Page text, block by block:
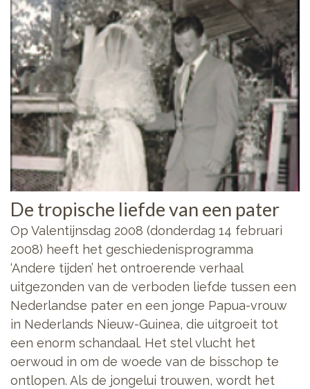
De tropische liefde van een pater
Op Valentijnsdag 2008 (donderdag 14 februari
2008) heeft het geschiedenisprogramma
‘Andere tijden’ het ontroerende verhaal
uitgezonden van de verboden liefde tussen een
Nederlandse pater en een jonge Papua-vrouw
in Nederlands Nieuw-Guinea, die uitgroeit tot
een enorm schandaal. Het stel vlucht het
oerwoud in om de woede van de bisschop te
ontlopen. Als de jongelui trouwen, wordt het